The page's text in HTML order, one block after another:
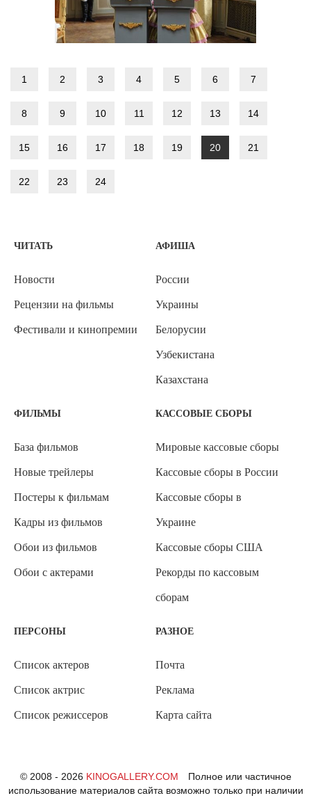
1 2 3 4 5 6 7
8 9 10 11 12 13 14
15 16 17 18 19 20 21
22 23 24
ЧИТАТЬ
Новости
Рецензии на фильмы
Фестивали и кинопремии
АФИША
России
Украины
Белорусии
Узбекистана
Казахстана
ФИЛЬМЫ
База фильмов
Новые трейлеры
Постеры к фильмам
Кадры из фильмов
Обои из фильмов
Обои с актерами
КАССОВЫЕ СБОРЫ
Мировые кассовые сборы
Кассовые сборы в России
Кассовые сборы в
Украине
Кассовые сборы США
Рекорды по кассовым
сборам
ПЕРСОНЫ
Список актеров
Список актрис
Список режиссеров
РАЗНОЕ
Почта
Реклама
Карта сайта
© 2008 - 2026 KINOGALLERY.COM
Полное или частичное
использование материалов сайта возможно только при наличии